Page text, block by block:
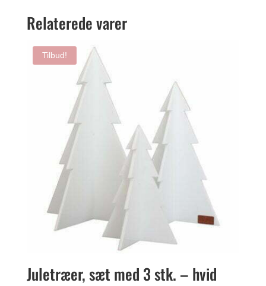
Relaterede varer
Tilbud!
Juletræer, sæt med 3 stk. – hvid